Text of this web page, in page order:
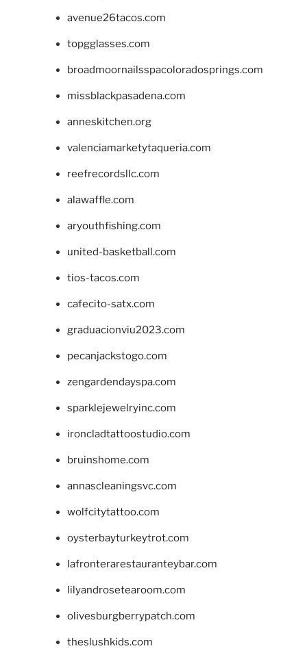
avenue26tacos.com
topgglasses.com
broadmoornailsspacoloradosprings.com
missblackpasadena.com
anneskitchen.org
valenciamarketytaqueria.com
reefrecordsllc.com
alawaffle.com
aryouthfishing.com
united-basketball.com
tios-tacos.com
cafecito-satx.com
graduacionviu2023.com
pecanjackstogo.com
zengardendayspa.com
sparklejewelryinc.com
ironcladtattoostudio.com
bruinshome.com
annascleaningsvc.com
wolfcitytattoo.com
oysterbayturkeytrot.com
lafronterarestauranteybar.com
lilyandrosetearoom.com
olivesburgberrypatch.com
theslushkids.com